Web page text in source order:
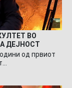
ВО
ДЕЈНОСТ
од првиот